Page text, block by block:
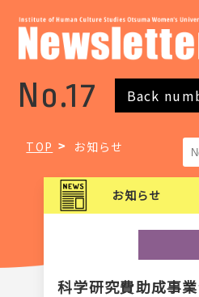
No.17 Back
TOP お知らせ
お知らせ
科学研究費助成事